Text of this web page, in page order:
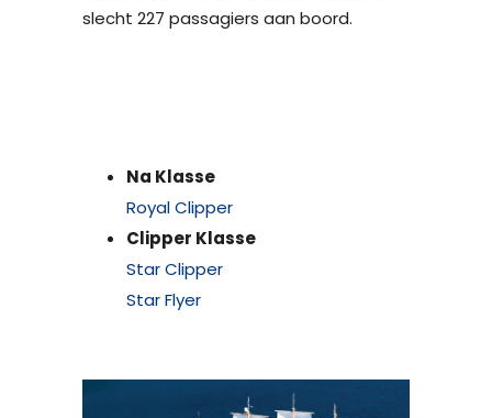
slecht 227 passagiers aan boord.
Na Klasse
Royal Clipper
Clipper Klasse
Star Clipper
Star Flyer